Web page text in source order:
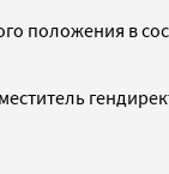
положения в